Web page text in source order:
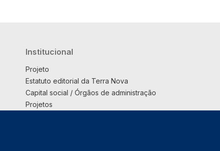
Institucional
Projeto
Estatuto editorial da Terra Nova
Capital social / Órgãos de administração
Projetos